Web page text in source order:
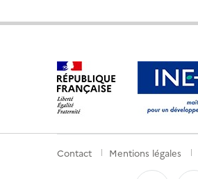
Menu
Contact Mentions légales